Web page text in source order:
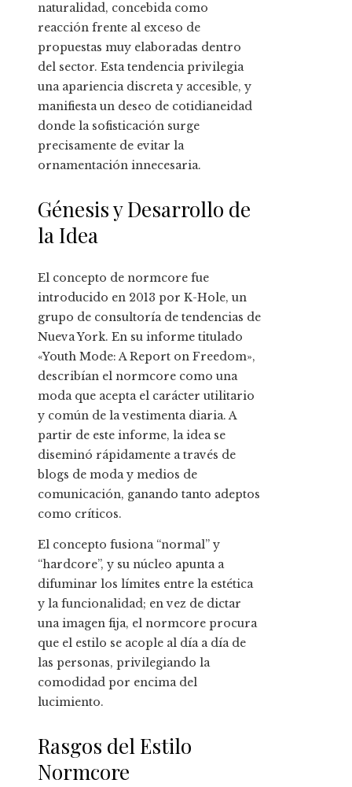
naturalidad, concebida como
reacción frente al exceso de
propuestas muy elaboradas dentro
del sector. Esta tendencia privilegia
una apariencia discreta y accesible, y
manifiesta un deseo de cotidianeidad
donde la sofisticación surge
precisamente de evitar la
ornamentación innecesaria.
Génesis y Desarrollo de
la Idea
El concepto de normcore fue
introducido en 2013 por K-Hole, un
grupo de consultoría de tendencias de
Nueva York. En su informe titulado
«Youth Mode: A Report on Freedom»,
describían el normcore como una
moda que acepta el carácter utilitario
y común de la vestimenta diaria. A
partir de este informe, la idea se
diseminó rápidamente a través de
blogs de moda y medios de
comunicación, ganando tanto adeptos
como críticos.
El concepto fusiona “normal” y
“hardcore”, y su núcleo apunta a
difuminar los límites entre la estética
y la funcionalidad; en vez de dictar
una imagen fija, el normcore procura
que el estilo se acople al día a día de
las personas, privilegiando la
comodidad por encima del
lucimiento.
Rasgos del Estilo
Normcore